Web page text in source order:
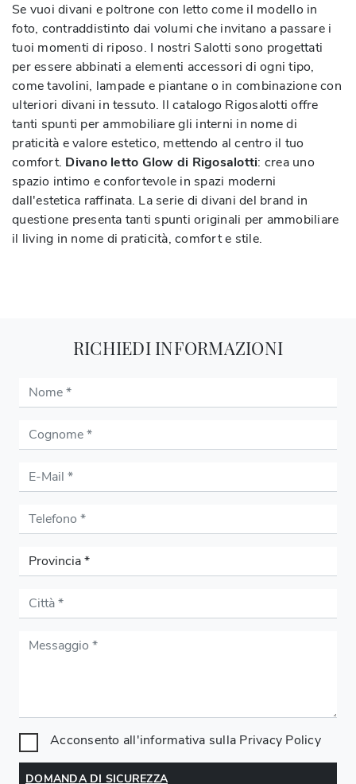
Se vuoi divani e poltrone con letto come il modello in
foto, contraddistinto dai volumi che invitano a passare i
tuoi momenti di riposo. I nostri Salotti sono progettati
per essere abbinati a elementi accessori di ogni tipo,
come tavolini, lampade e piantane o in combinazione con
ulteriori divani in tessuto. Il catalogo Rigosalotti offre
tanti spunti per ammobiliare gli interni in nome di
praticità e valore estetico, mettendo al centro il tuo
comfort. Divano letto Glow di Rigosalotti: crea uno
spazio intimo e confortevole in spazi moderni
dall'estetica raffinata. La serie di divani del brand in
questione presenta tanti spunti originali per ammobiliare
il living in nome di praticità, comfort e stile.
RICHIEDI INFORMAZIONI
Acconsento all'informativa sulla Privacy Policy
DOMANDA DI SICUREZZA